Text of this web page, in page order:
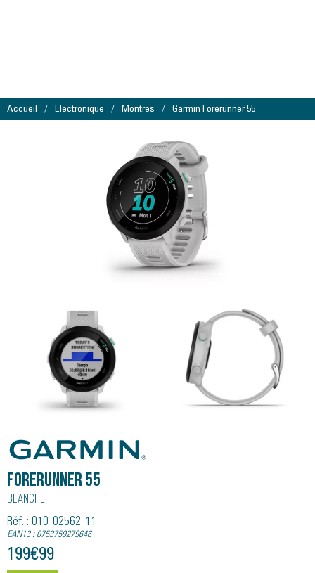
Accueil Electronique Montres Garmin Forerunner 55
Garmin
Forerunner 55
Blanche
Réf. : 010-02562-11
EAN13 : 0753759279646
199€99